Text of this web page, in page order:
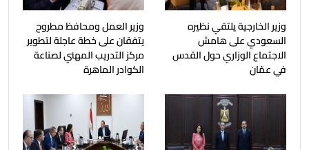
وزير الخارجية يلتقي نظيره
السعودي على هامش
الاجتماع الوزاري حول القدس
في عمّان
وزير العمل ومحافظ مطروح
يتفقان على خطة عاجلة لتطوير
مركز التدريب المهني لصناعة
الكوادر الماهرة